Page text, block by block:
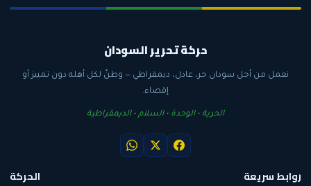
حركة تحرير السودان
نعمل من أجل سودان حر، عادل، ديمقراطي — وطنٌ لكل أهله دون تمييز أو
إقصاء.
الحرية • الوحدة • السلام • الديمقراطية
روابط سريعة الحركة